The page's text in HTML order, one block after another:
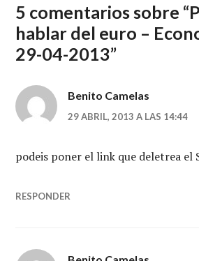
5 comentarios sobre “
hablar del euro –
29-04-2013”
Benito Camelas
29 ABRIL, 2013 A LAS 14:44
podeis poner el link que deletrea el
RESPONDER